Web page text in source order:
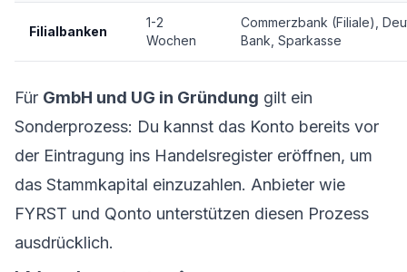
Filialbanken
1-2
Wochen
Commerzbank (Filiale),
Bank, Sparkasse
Für GmbH und UG in Gründung gilt ein
Sonderprozess: Du kannst das Konto bereits vor
der Eintragung ins Handelsregister eröffnen, um
das Stammkapital einzuzahlen. Anbieter wie
FYRST und Qonto unterstützen diesen Prozess
ausdrücklich.